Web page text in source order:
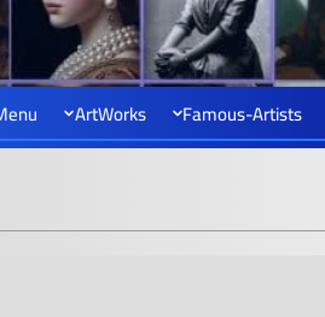
Famous-Artists
ArtWorks